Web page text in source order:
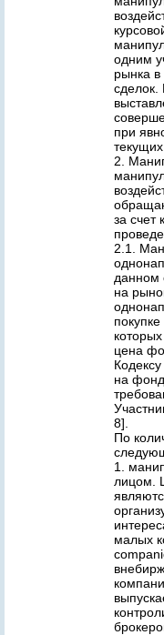
одним
рынка в
сделок.
при
2.
за счет
2.1.
данном
на
цена
на
8].
По
1.
лицом.
малых